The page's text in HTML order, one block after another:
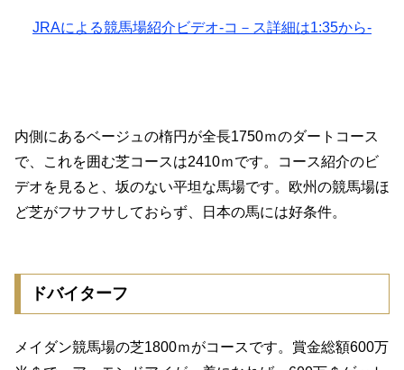
JRAによる競馬場紹介ビデオ-コ－ス詳細は1:35から-
内側にあるベージュの楕円が全長1750ｍのダートコース
で、これを囲む芝コースは2410ｍです。コース紹介のビ
デオを見ると、坂のない平坦な馬場です。欧州の競馬場ほ
ど芝がフサフサしておらず、日本の馬には好条件。
ドバイターフ
メイダン競馬場の芝1800ｍがコースです。賞金総額600万